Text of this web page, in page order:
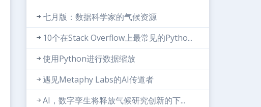
七月版：数据科学家的气候资源
10个在Stack Overflow上最常见的Pytho...
使用Python进行数据缩放
遇见Metaphy Labs的AI传道者
AI，数字孪生将释放气候研究创新的下...